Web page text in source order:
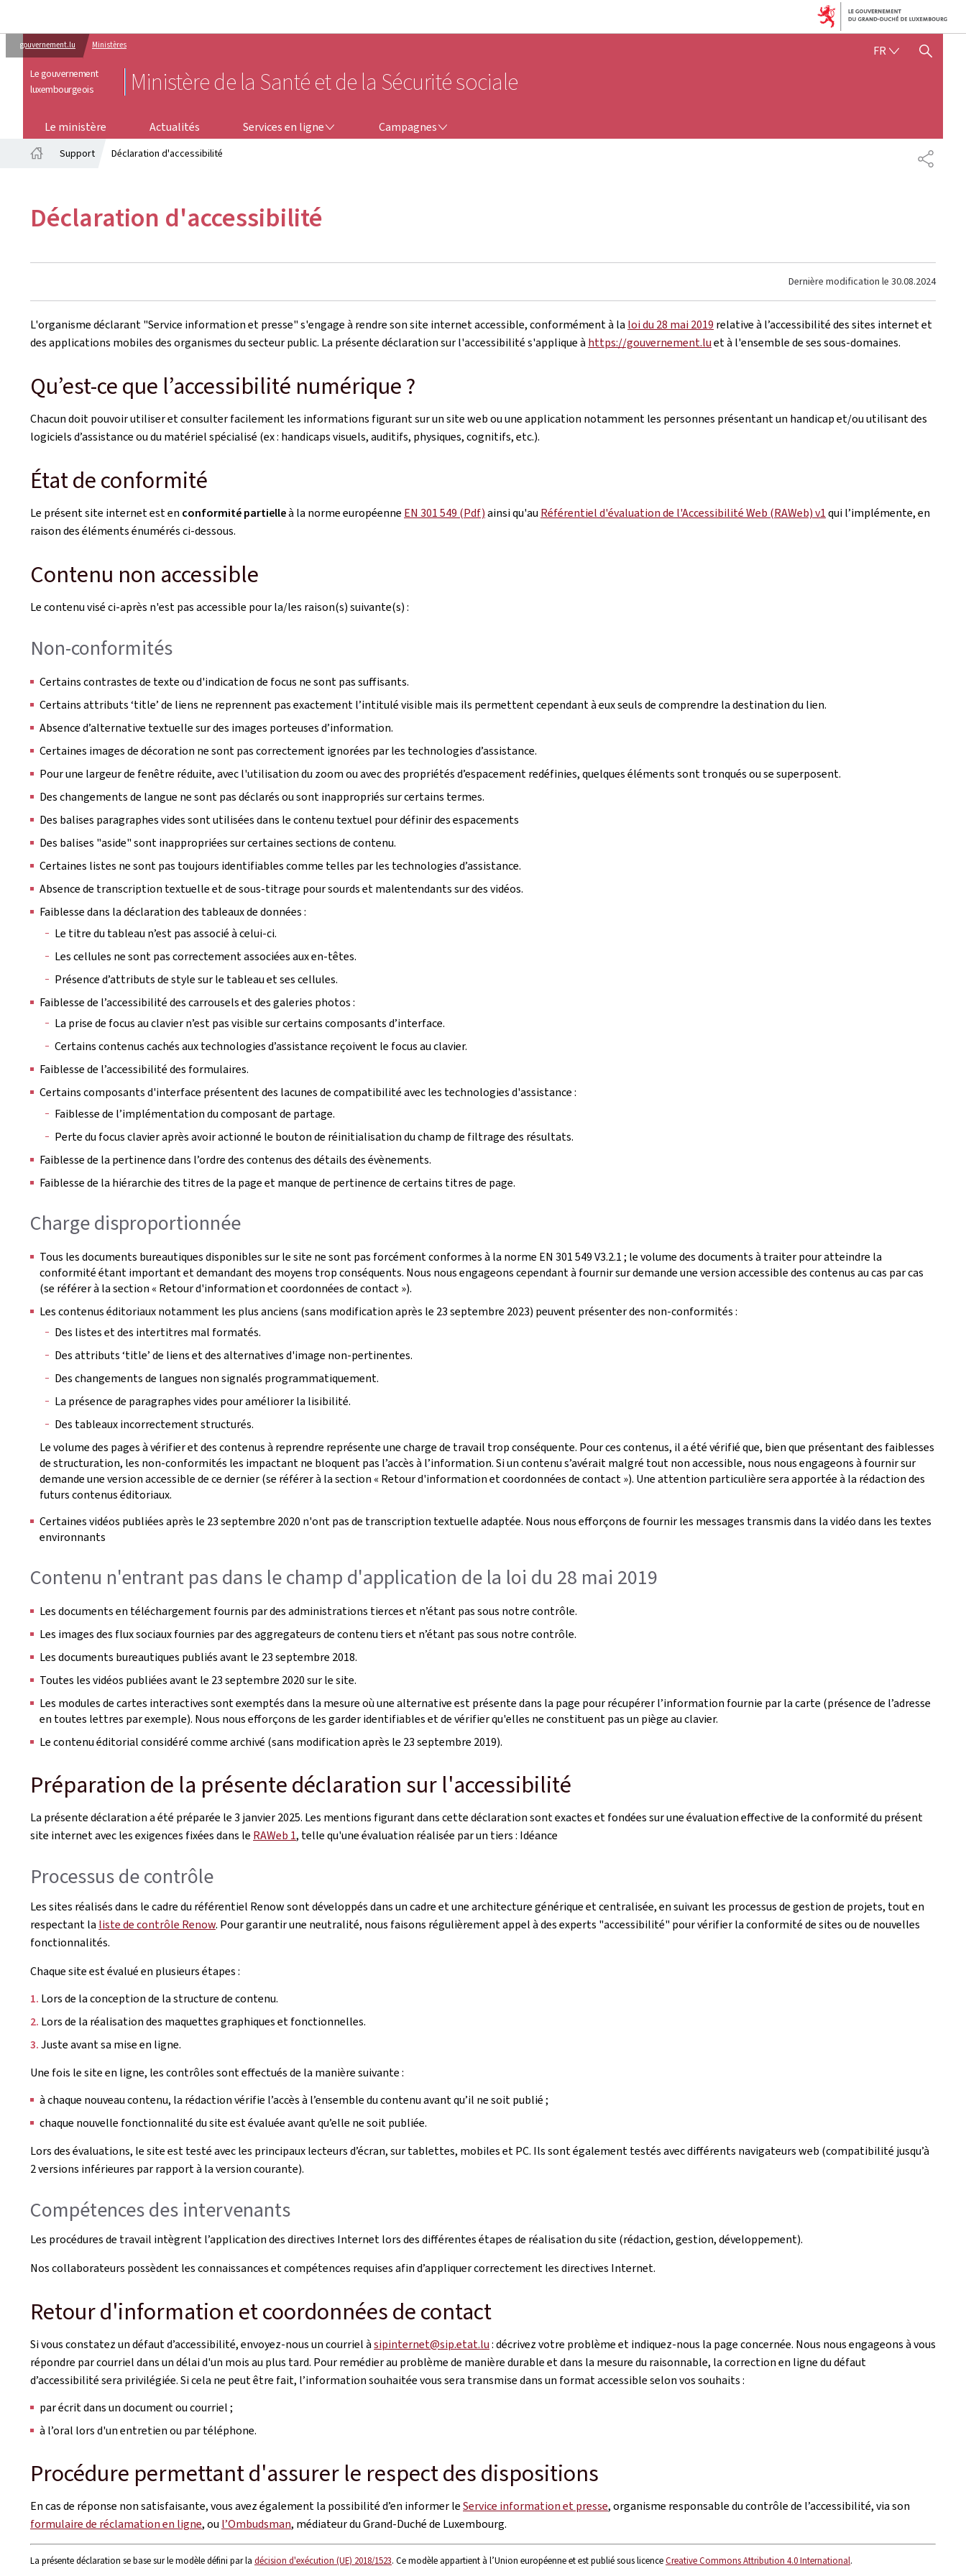
gouvernement.lu Ministères
Le gouvernement
luxembourgeois
Ministère de la Santé et de la Sécurité sociale
FR FRANÇAIS
AFFICHER / MASQUER
Le ministère Actualités Services en ligne Campagnes
Support Déclaration d'accessibilité
Déclaration d'accessibilité
Dernière modification le 30.08.2024
L'organisme déclarant"Service information et presse"s'engage à rendre son site internet accessible, conformément à la loi du 28 mai 2019 relative à l’accessibilité des sites internet et
des applications mobiles des organismes du secteur public. La présente déclaration sur l'accessibilité s'applique à https://gouvernement.luet à l'ensemble de ses sous-domaines.
Qu’est-ce que l’accessibilité numérique ?
Chacun doit pouvoir utiliser et consulter facilement les informations figurant sur un site web ou une application notamment les personnes présentant un handicap et/ou utilisant des
logiciels d’assistance ou du matériel spécialisé (ex : handicaps visuels, auditifs, physiques, cognitifs, etc.).
État de conformité
Le présent site internet est en conformité partielleà la norme européenne EN 301 549 (Pdf)ainsi qu'au Référentiel d'évaluation de l'Accessibilité Web (RAWeb) v1qui l’implémente, en
raison des éléments énumérés ci-dessous.
Contenu non accessible
Le contenu visé ci-après n'est pas accessible pour la/les raison(s) suivante(s) :
Non-conformités
Certains contrastes de texte ou d'indication de focus ne sont pas suffisants.
Certains attributs ‘title’ de liens ne reprennent pas exactement l’intitulé visible mais ils permettent cependant à eux seuls de comprendre la destination du lien.
Absence d’alternative textuelle sur des images porteuses d’information.
Certaines images de décoration ne sont pas correctement ignorées par les technologies d’assistance.
Pour une largeur de fenêtre réduite, avec l'utilisation du zoom ou avec des propriétés d’espacement redéfinies, quelques éléments sont tronqués ou se superposent.
Des changements de langue ne sont pas déclarés ou sont inappropriés sur certains termes.
Des balises paragraphes vides sont utilisées dans le contenu textuel pour définir des espacements
Des balises "aside" sont inappropriées sur certaines sections de contenu.
Certaines listes ne sont pas toujours identifiables comme telles par les technologies d’assistance.
Absence de transcription textuelle et de sous-titrage pour sourds et malentendants sur des vidéos.
Faiblesse dans la déclaration des tableaux de données :
Le titre du tableau n’est pas associé à celui-ci.
Les cellules ne sont pas correctement associées aux en-têtes.
Présence d’attributs de style sur le tableau et ses cellules.
Faiblesse de l’accessibilité des carrousels et des galeries photos :
La prise de focus au clavier n’est pas visible sur certains composants d’interface.
Certains contenus cachés aux technologies d’assistance reçoivent le focus au clavier.
Faiblesse de l’accessibilité des formulaires.
Certains composants d'interface présentent des lacunes de compatibilité avec les technologies d'assistance :
Faiblesse de l’implémentation du composant de partage.
Perte du focus clavier après avoir actionné le bouton de réinitialisation du champ de filtrage des résultats.
Faiblesse de la pertinence dans l’ordre des contenus des détails des évènements.
Faiblesse de la hiérarchie des titres de la page et manque de pertinence de certains titres de page.
Charge disproportionnée
Tous les documents bureautiques disponibles sur le site ne sont pas forcément conformes à la norme EN 301 549 V3.2.1 ; le volume des documents à traiter pour atteindre la
conformité étant important et demandant des moyens trop conséquents. Nous nous engageons cependant à fournir sur demande une version accessible des contenus au cas par cas
(se référer à la section « Retour d'information et coordonnées de contact »).
Les contenus éditoriaux notamment les plus anciens (sans modification après le 23 septembre 2023) peuvent présenter des non-conformités :
Des listes et des intertitres mal formatés.
Des attributs ‘title’ de liens et des alternatives d'image non-pertinentes.
Des changements de langues non signalés programmatiquement.
La présence de paragraphes vides pour améliorer la lisibilité.
Des tableaux incorrectement structurés.
Le volume des pages à vérifier et des contenus à reprendre représente une charge de travail trop conséquente. Pour ces contenus, il a été vérifié que, bien que présentant des faiblesses
de structuration, les non-conformités les impactant ne bloquent pas l’accès à l’information. Si un contenu s’avérait malgré tout non accessible, nous nous engageons à fournir sur
demande une version accessible de ce dernier (se référer à la section « Retour d'information et coordonnées de contact »). Une attention particulière sera apportée à la rédaction des
futurs contenus éditoriaux.
Certaines vidéos publiées après le 23 septembre 2020 n'ont pas de transcription textuelle adaptée. Nous nous efforçons de fournir les messages transmis dans la vidéo dans les textes
environnants
Contenu n'entrant pas dans le champ d'application de la loi du 28 mai 2019
Les documents en téléchargement fournis par des administrations tierces et n’étant pas sous notre contrôle.
Les images des flux sociaux fournies par des aggregateurs de contenu tiers et n’étant pas sous notre contrôle.
Les documents bureautiques publiés avant le 23 septembre 2018.
Toutes les vidéos publiées avant le 23 septembre 2020 sur le site.
Les modules de cartes interactives sont exemptés dans la mesure où une alternative est présente dans la page pour récupérer l’information fournie par la carte (présence de l’adresse
en toutes lettres par exemple). Nous nous efforçons de les garder identifiables et de vérifier qu'elles ne constituent pas un piège au clavier.
Le contenu éditorial considéré comme archivé (sans modification après le 23 septembre 2019).
Préparation de la présente déclaration sur l'accessibilité
La présente déclaration a été préparée le3 janvier 2025. Les mentions figurant dans cette déclaration sont exactes et fondées sur une évaluation effective de la conformité du présent
site internet avec les exigences fixées dans le RAWeb 1, telle qu'une évaluation réalisée par un tiers : Idéance
Processus de contrôle
Les sites réalisés dans le cadre du référentiel Renow sont développés dans un cadre et une architecture générique et centralisée, en suivant les processus de gestion de projets, tout en
respectant la liste de contrôle Renow. Pour garantir une neutralité, nous faisons régulièrement appel à des experts "accessibilité" pour vérifier la conformité de sites ou de nouvelles
fonctionnalités.
Chaque site est évalué en plusieurs étapes :
Lors de la conception de la structure de contenu.
Lors de la réalisation des maquettes graphiques et fonctionnelles.
Juste avant sa mise en ligne.
Une fois le site en ligne, les contrôles sont effectués de la manière suivante :
à chaque nouveau contenu, la rédaction vérifie l’accès à l’ensemble du contenu avant qu’il ne soit publié ;
chaque nouvelle fonctionnalité du site est évaluée avant qu’elle ne soit publiée.
Lors des évaluations, le site est testé avec les principaux lecteurs d’écran, sur tablettes, mobiles et PC. Ils sont également testés avec différents navigateurs web (compatibilité jusqu’à
2 versions inférieures par rapport à la version courante).
Compétences des intervenants
Les procédures de travail intègrent l’application des directives Internet lors des différentes étapes de réalisation du site (rédaction, gestion, développement).
Nos collaborateurs possèdent les connaissances et compétences requises afin d’appliquer correctement les directives Internet.
Retour d'information et coordonnées de contact
Si vous constatez un défaut d’accessibilité, envoyez-nous un courriel àsipinternet@sip.etat.lu: décrivez votre problème et indiquez-nous la page concernée. Nous nous engageons à vous
répondre par courriel dans un délai d'un mois au plus tard. Pour remédier au problème de manière durable et dans la mesure du raisonnable, la correction en ligne du défaut
d’accessibilité sera privilégiée. Si cela ne peut être fait, l’information souhaitée vous sera transmise dans un format accessible selon vos souhaits :
par écrit dans un document ou courriel ;
à l’oral lors d'un entretien ou par téléphone.
Procédure permettant d'assurer le respect des dispositions
En cas de réponse non satisfaisante, vous avez également la possibilité d’en informer leService information et presse, organisme responsable du contrôle de l’accessibilité, via son
formulaire de réclamation en ligne, ou l’Ombudsman, médiateur du Grand-Duché de Luxembourg.
La présente déclaration se base sur le modèle défini par la décision d'exécution (UE) 2018/1523. Ce modèle appartient à l’Union européenne et est publié sous licenceCreative Commons Attribution 4.0 International.